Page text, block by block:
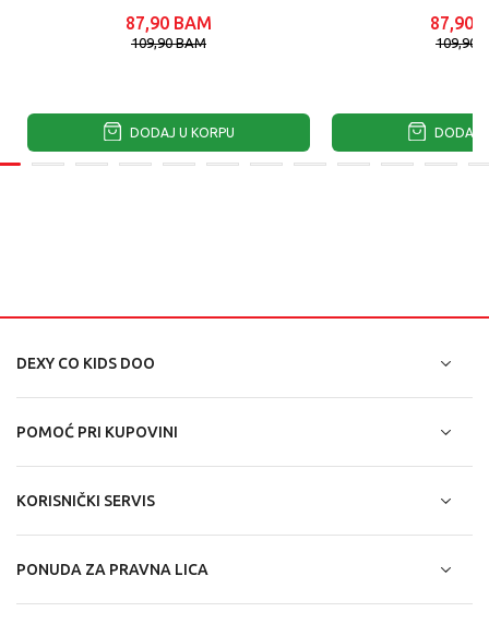
87,90 BAM
109,90BAM
DODAJ U KORPU
87,90
109,90
DODAJ
DEXY CO KIDS DOO
POMOĆ PRI KUPOVINI
KORISNIČKI SERVIS
PONUDA ZA PRAVNA LICA